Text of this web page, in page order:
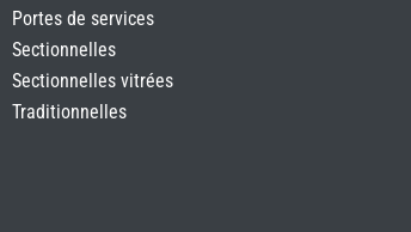
Portes de services
Sectionnelles
Sectionnelles vitrées
Traditionnelles